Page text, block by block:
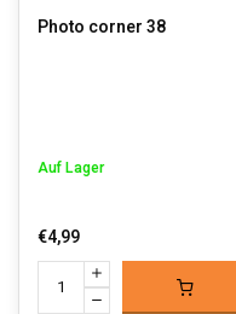
Photo corner 38
Auf Lager
€4,99